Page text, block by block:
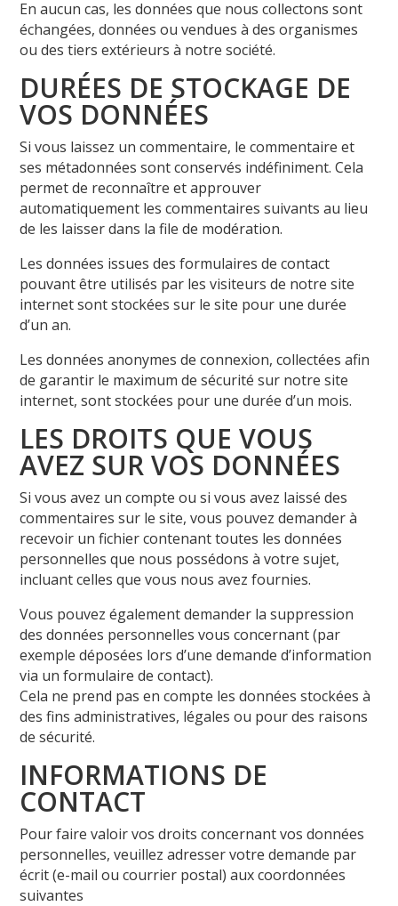
En aucun cas, les données que nous collectons sont
échangées, données ou vendues à des organismes
ou des tiers extérieurs à notre société.
DURÉES DE STOCKAGE DE
VOS DONNÉES
Si vous laissez un commentaire, le commentaire et
ses métadonnées sont conservés indéfiniment. Cela
permet de reconnaître et approuver
automatiquement les commentaires suivants au lieu
de les laisser dans la file de modération.
Les données issues des formulaires de contact
pouvant être utilisés par les visiteurs de notre site
internet sont stockées sur le site pour une durée
d’un an.
Les données anonymes de connexion, collectées afin
de garantir le maximum de sécurité sur notre site
internet, sont stockées pour une durée d’un mois.
LES DROITS QUE VOUS
AVEZ SUR VOS DONNÉES
Si vous avez un compte ou si vous avez laissé des
commentaires sur le site, vous pouvez demander à
recevoir un fichier contenant toutes les données
personnelles que nous possédons à votre sujet,
incluant celles que vous nous avez fournies.
Vous pouvez également demander la suppression
des données personnelles vous concernant (par
exemple déposées lors d’une demande d’information
via un formulaire de contact).
Cela ne prend pas en compte les données stockées à
des fins administratives, légales ou pour des raisons
de sécurité.
INFORMATIONS DE
CONTACT
Pour faire valoir vos droits concernant vos données
personnelles, veuillez adresser votre demande par
écrit (e-mail ou courrier postal) aux coordonnées
suivantes